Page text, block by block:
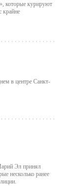
которые курируют
крайне
в центре Санкт-
Эл принял
несколько ранее